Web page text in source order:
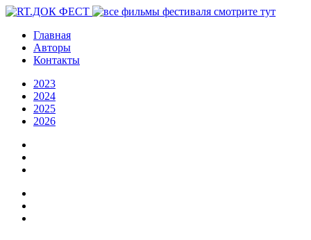
Главная
Авторы
Контакты
2023
2024
2025
2026